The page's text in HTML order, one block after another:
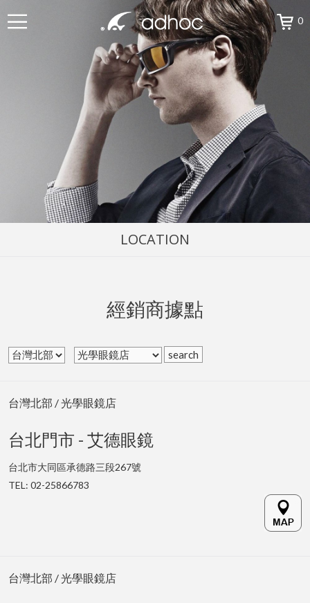
0
LOCATION
經銷商據點
search
台灣北部 / 光學眼鏡店
台北門市 - 艾德眼鏡
台北市大同區承德路三段267號
TEL: 02-25866783
台灣北部 / 光學眼鏡店